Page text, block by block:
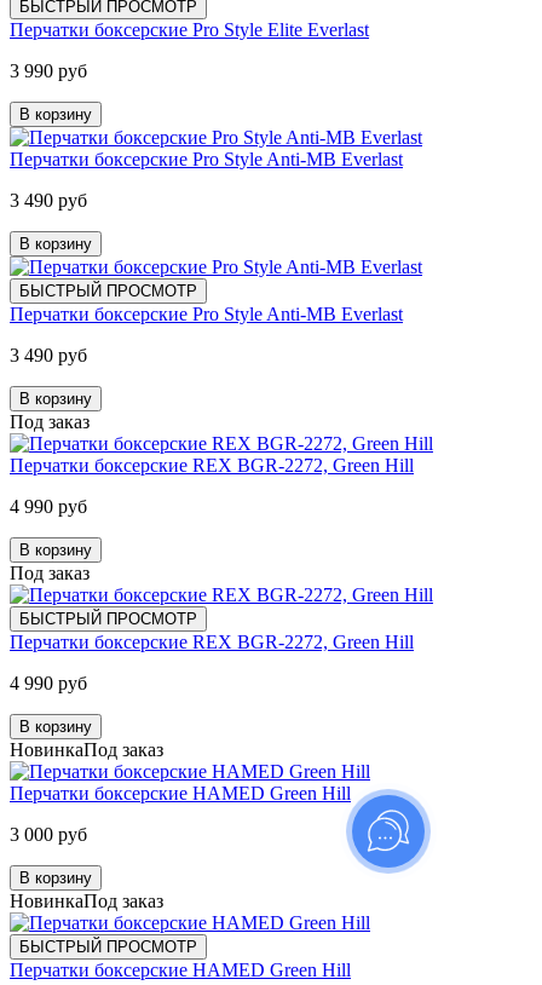
БЫСТРЫЙ ПРОСМОТР
Перчатки боксерские Pro Style Elite Everlast
3 990 руб
В корзину
Перчатки боксерские Pro Style Anti-MB Everlast
3 490 руб
В корзину
БЫСТРЫЙ ПРОСМОТР
Перчатки боксерские Pro Style Anti-MB Everlast
3 490 руб
В корзину
Под заказ
Перчатки боксерские REX BGR-2272, Green Hill
4 990 руб
В корзину
Под заказ
БЫСТРЫЙ ПРОСМОТР
Перчатки боксерские REX BGR-2272, Green Hill
4 990 руб
В корзину
НовинкаПод заказ
Перчатки боксерские HAMED Green Hill
3 000 руб
В корзину
НовинкаПод заказ
БЫСТРЫЙ ПРОСМОТР
Перчатки боксерские HAMED Green Hill